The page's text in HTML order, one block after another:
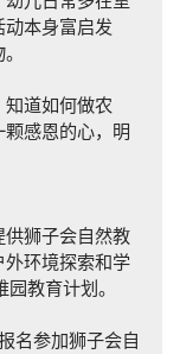
本身富启发
知道如何做农
感恩的心，明
狮子会自然教
外环境探索和学
教育计划。
名参加狮子会自